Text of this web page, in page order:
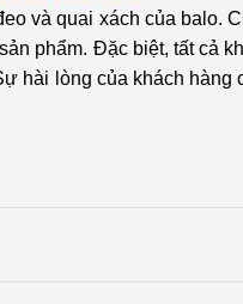
và quai xách của balo.
phẩm. Đặc biệt, tất cả
hài lòng của khách hàng